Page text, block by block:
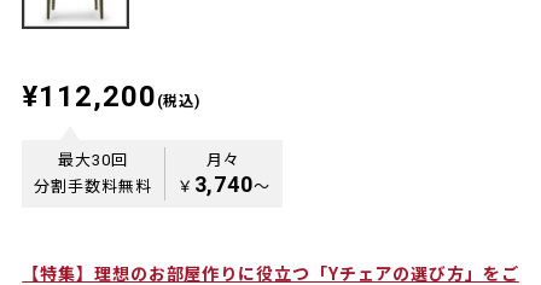
¥112,200 (税込)
最大30回
分割手数料無料
月々
￥ 3,740〜
【特集】理想のお部屋作りに役立つ「Yチェアの選び方」をご